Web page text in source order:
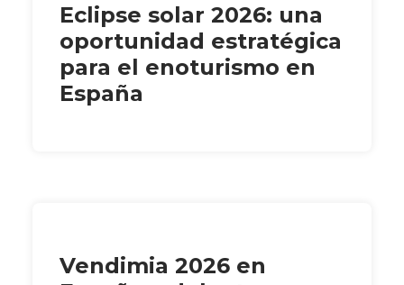
Eclipse solar 2026: una
oportunidad estratégica
para el enoturismo en
España
Vendimia 2026 en